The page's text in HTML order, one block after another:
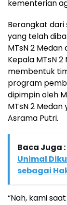
kementerian
Berangkat
yang telah
MTsN 2
Kepala MTsN
membentuk
program
dipimpin oleh
MTsN 2
Asrama Putri.
Baca Juga :
Unimal
sebagai
“Nah, kami